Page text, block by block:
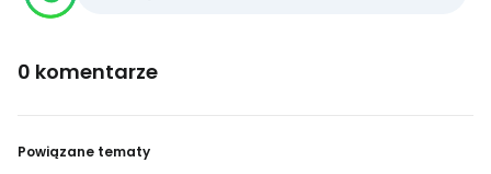
0 komentarze
Powiązane tematy